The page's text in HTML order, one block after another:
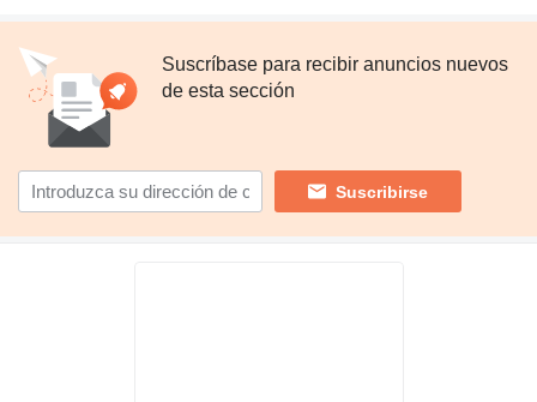
Suscríbase para recibir anuncios nuevos
de esta sección
Suscribirse